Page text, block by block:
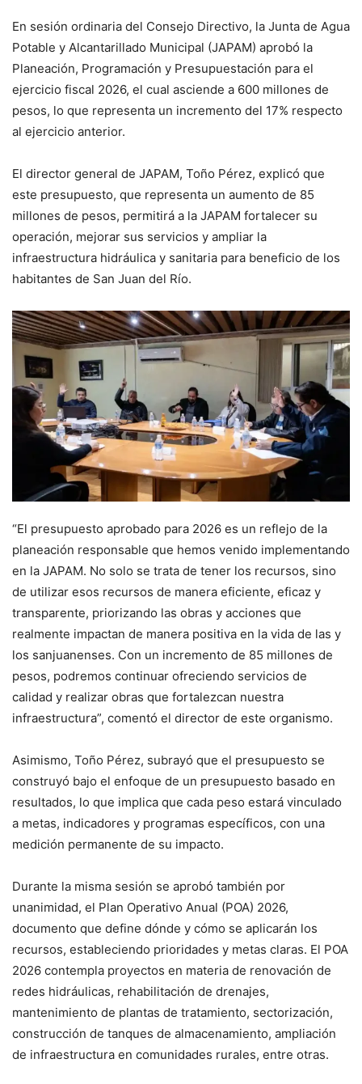
En sesión ordinaria del Consejo Directivo, la Junta de Agua
Potable y Alcantarillado Municipal (JAPAM) aprobó la
Planeación, Programación y Presupuestación para el
ejercicio fiscal 2026, el cual asciende a 600 millones de
pesos, lo que representa un incremento del 17% respecto
al ejercicio anterior.
El director general de JAPAM, Toño Pérez, explicó que
este presupuesto, que representa un aumento de 85
millones de pesos, permitirá a la JAPAM fortalecer su
operación, mejorar sus servicios y ampliar la
infraestructura hidráulica y sanitaria para beneficio de los
habitantes de San Juan del Río.
“El presupuesto aprobado para 2026 es un reflejo de la
planeación responsable que hemos venido implementando
en la JAPAM. No solo se trata de tener los recursos, sino
de utilizar esos recursos de manera eficiente, eficaz y
transparente, priorizando las obras y acciones que
realmente impactan de manera positiva en la vida de las y
los sanjuanenses. Con un incremento de 85 millones de
pesos, podremos continuar ofreciendo servicios de
calidad y realizar obras que fortalezcan nuestra
infraestructura”, comentó el director de este organismo.
Asimismo, Toño Pérez, subrayó que el presupuesto se
construyó bajo el enfoque de un presupuesto basado en
resultados, lo que implica que cada peso estará vinculado
a metas, indicadores y programas específicos, con una
medición permanente de su impacto.
Durante la misma sesión se aprobó también por
unanimidad, el Plan Operativo Anual (POA) 2026,
documento que define dónde y cómo se aplicarán los
recursos, estableciendo prioridades y metas claras. El POA
2026 contempla proyectos en materia de renovación de
redes hidráulicas, rehabilitación de drenajes,
mantenimiento de plantas de tratamiento, sectorización,
construcción de tanques de almacenamiento, ampliación
de infraestructura en comunidades rurales, entre otras.